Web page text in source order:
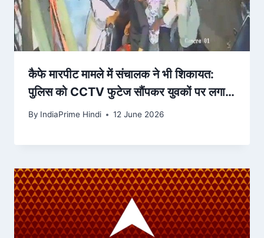
कैफे मारपीट मामले में संचालक ने भी शिकायत:
पुलिस को CCTV फुटेज सौंपकर युवकों पर लगाए
आरोप – Dainik Bhaskar
By IndiaPrime Hindi 12 June 2026